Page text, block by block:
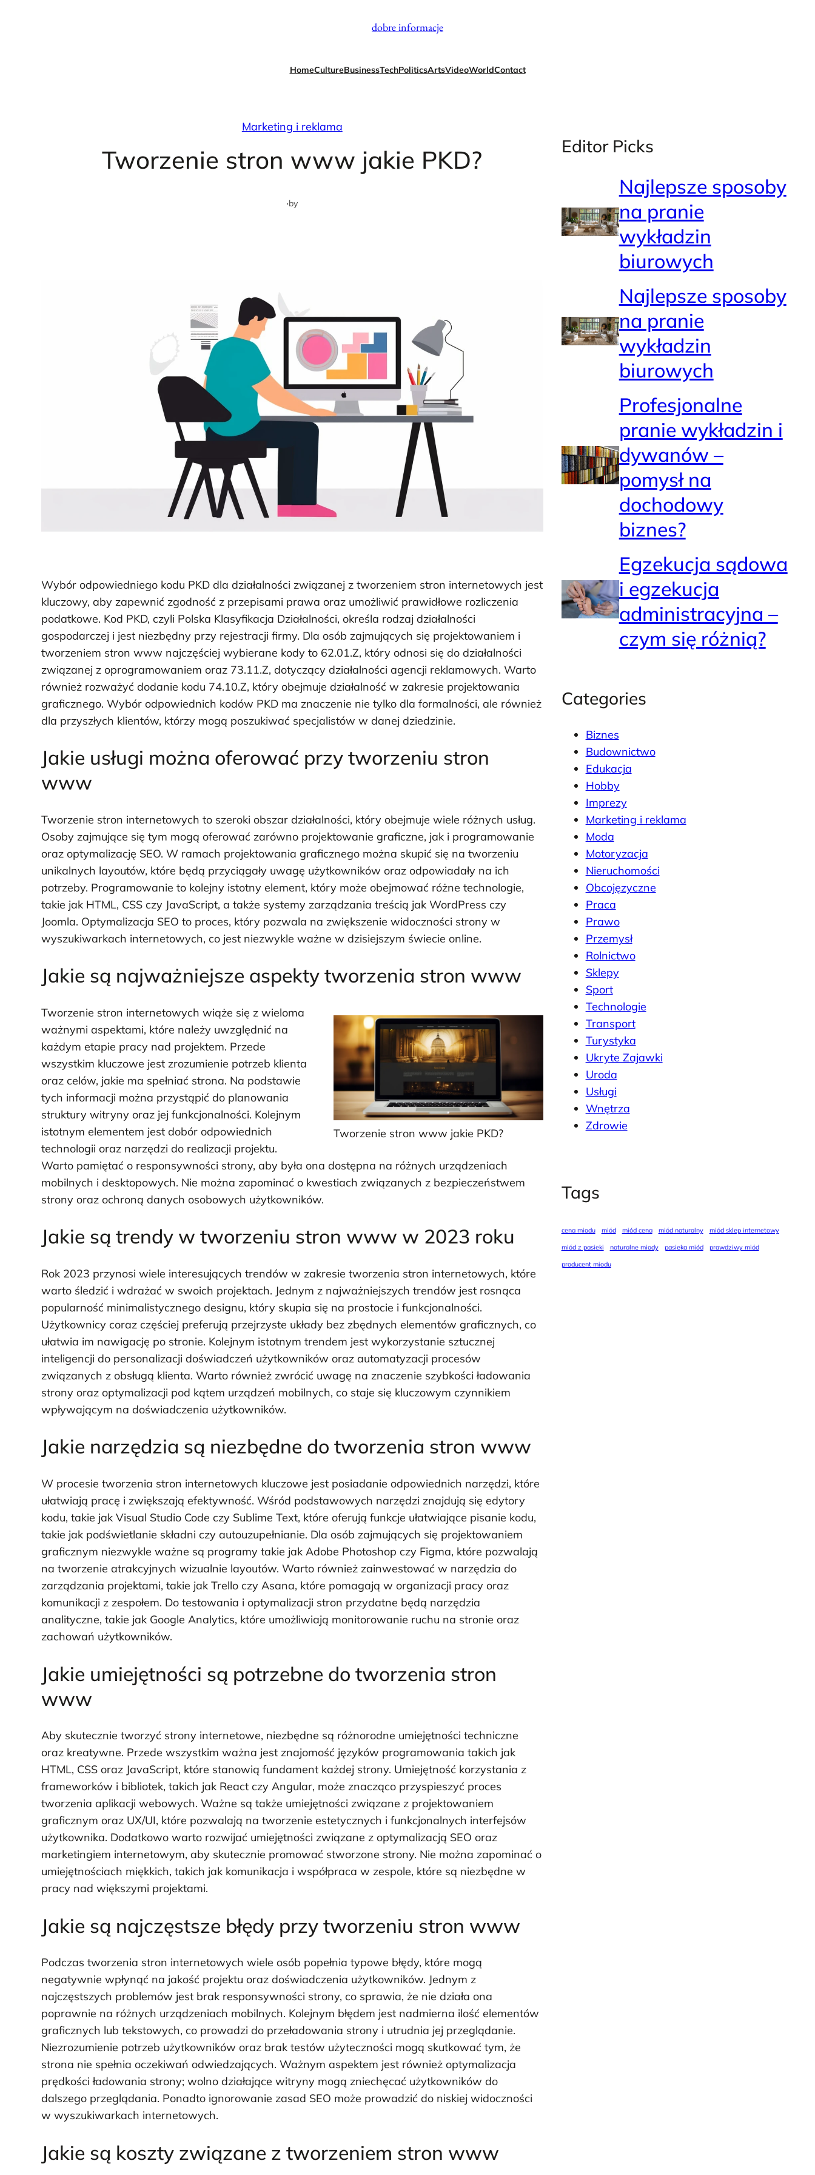
dobre informacje
HomeCultureBusinessTechPoliticsArtsVideoWorldContact
Marketing i reklama
Tworzenie stron www jakie PKD?
·by
Wybór odpowiedniego kodu PKD dla działalności związanej z tworzeniem stron internetowych jest
kluczowy, aby zapewnić zgodność z przepisami prawa oraz umożliwić prawidłowe rozliczenia
podatkowe. Kod PKD, czyli Polska Klasyfikacja Działalności, określa rodzaj działalności
gospodarczej i jest niezbędny przy rejestracji firmy. Dla osób zajmujących się projektowaniem i
tworzeniem stron www najczęściej wybierane kody to 62.01.Z, który odnosi się do działalności
związanej z oprogramowaniem oraz 73.11.Z, dotyczący działalności agencji reklamowych. Warto
również rozważyć dodanie kodu 74.10.Z, który obejmuje działalność w zakresie projektowania
graficznego. Wybór odpowiednich kodów PKD ma znaczenie nie tylko dla formalności, ale również
dla przyszłych klientów, którzy mogą poszukiwać specjalistów w danej dziedzinie.
Jakie usługi można oferować przy tworzeniu stron
www
Tworzenie stron internetowych to szeroki obszar działalności, który obejmuje wiele różnych usług.
Osoby zajmujące się tym mogą oferować zarówno projektowanie graficzne, jak i programowanie
oraz optymalizację SEO. W ramach projektowania graficznego można skupić się na tworzeniu
unikalnych layoutów, które będą przyciągały uwagę użytkowników oraz odpowiadały na ich
potrzeby. Programowanie to kolejny istotny element, który może obejmować różne technologie,
takie jak HTML, CSS czy JavaScript, a także systemy zarządzania treścią jak WordPress czy
Joomla. Optymalizacja SEO to proces, który pozwala na zwiększenie widoczności strony w
wyszukiwarkach internetowych, co jest niezwykle ważne w dzisiejszym świecie online.
Jakie są najważniejsze aspekty tworzenia stron www
Tworzenie stron www jakie PKD?
Tworzenie stron internetowych wiąże się z wieloma
ważnymi aspektami, które należy uwzględnić na
każdym etapie pracy nad projektem. Przede
wszystkim kluczowe jest zrozumienie potrzeb klienta
oraz celów, jakie ma spełniać strona. Na podstawie
tych informacji można przystąpić do planowania
struktury witryny oraz jej funkcjonalności. Kolejnym
istotnym elementem jest dobór odpowiednich
technologii oraz narzędzi do realizacji projektu.
Warto pamiętać o responsywności strony, aby była ona dostępna na różnych urządzeniach
mobilnych i desktopowych. Nie można zapominać o kwestiach związanych z bezpieczeństwem
strony oraz ochroną danych osobowych użytkowników.
Jakie są trendy w tworzeniu stron www w 2023 roku
Rok 2023 przynosi wiele interesujących trendów w zakresie tworzenia stron internetowych, które
warto śledzić i wdrażać w swoich projektach. Jednym z najważniejszych trendów jest rosnąca
popularność minimalistycznego designu, który skupia się na prostocie i funkcjonalności.
Użytkownicy coraz częściej preferują przejrzyste układy bez zbędnych elementów graficznych, co
ułatwia im nawigację po stronie. Kolejnym istotnym trendem jest wykorzystanie sztucznej
inteligencji do personalizacji doświadczeń użytkowników oraz automatyzacji procesów
związanych z obsługą klienta. Warto również zwrócić uwagę na znaczenie szybkości ładowania
strony oraz optymalizacji pod kątem urządzeń mobilnych, co staje się kluczowym czynnikiem
wpływającym na doświadczenia użytkowników.
Jakie narzędzia są niezbędne do tworzenia stron www
W procesie tworzenia stron internetowych kluczowe jest posiadanie odpowiednich narzędzi, które
ułatwiają pracę i zwiększają efektywność. Wśród podstawowych narzędzi znajdują się edytory
kodu, takie jak Visual Studio Code czy Sublime Text, które oferują funkcje ułatwiające pisanie kodu,
takie jak podświetlanie składni czy autouzupełnianie. Dla osób zajmujących się projektowaniem
graficznym niezwykle ważne są programy takie jak Adobe Photoshop czy Figma, które pozwalają
na tworzenie atrakcyjnych wizualnie layoutów. Warto również zainwestować w narzędzia do
zarządzania projektami, takie jak Trello czy Asana, które pomagają w organizacji pracy oraz
komunikacji z zespołem. Do testowania i optymalizacji stron przydatne będą narzędzia
analityczne, takie jak Google Analytics, które umożliwiają monitorowanie ruchu na stronie oraz
zachowań użytkowników.
Jakie umiejętności są potrzebne do tworzenia stron
www
Aby skutecznie tworzyć strony internetowe, niezbędne są różnorodne umiejętności techniczne
oraz kreatywne. Przede wszystkim ważna jest znajomość języków programowania takich jak
HTML, CSS oraz JavaScript, które stanowią fundament każdej strony. Umiejętność korzystania z
frameworków i bibliotek, takich jak React czy Angular, może znacząco przyspieszyć proces
tworzenia aplikacji webowych. Ważne są także umiejętności związane z projektowaniem
graficznym oraz UX/UI, które pozwalają na tworzenie estetycznych i funkcjonalnych interfejsów
użytkownika. Dodatkowo warto rozwijać umiejętności związane z optymalizacją SEO oraz
marketingiem internetowym, aby skutecznie promować stworzone strony. Nie można zapominać o
umiejętnościach miękkich, takich jak komunikacja i współpraca w zespole, które są niezbędne w
pracy nad większymi projektami.
Jakie są najczęstsze błędy przy tworzeniu stron www
Podczas tworzenia stron internetowych wiele osób popełnia typowe błędy, które mogą
negatywnie wpłynąć na jakość projektu oraz doświadczenia użytkowników. Jednym z
najczęstszych problemów jest brak responsywności strony, co sprawia, że nie działa ona
poprawnie na różnych urządzeniach mobilnych. Kolejnym błędem jest nadmierna ilość elementów
graficznych lub tekstowych, co prowadzi do przeładowania strony i utrudnia jej przeglądanie.
Niezrozumienie potrzeb użytkowników oraz brak testów użyteczności mogą skutkować tym, że
strona nie spełnia oczekiwań odwiedzających. Ważnym aspektem jest również optymalizacja
prędkości ładowania strony; wolno działające witryny mogą zniechęcać użytkowników do
dalszego przeglądania. Ponadto ignorowanie zasad SEO może prowadzić do niskiej widoczności
w wyszukiwarkach internetowych.
Jakie są koszty związane z tworzeniem stron www
Editor Picks
Najlepsze sposoby
na pranie
wykładzin
biurowych
Najlepsze sposoby
na pranie
wykładzin
biurowych
Profesjonalne
pranie wykładzin i
dywanów –
pomysł na
dochodowy
biznes?
Egzekucja sądowa
i egzekucja
administracyjna –
czym się różnią?
Categories
Biznes
Budownictwo
Edukacja
Hobby
Imprezy
Marketing i reklama
Moda
Motoryzacja
Nieruchomości
Obcojęzyczne
Praca
Prawo
Przemysł
Rolnictwo
Sklepy
Sport
Technologie
Transport
Turystyka
Ukryte Zajawki
Uroda
Usługi
Wnętrza
Zdrowie
Tags
cena miodu miód miód cena miód naturalny
miód sklep internetowy
miód z pasieki
naturalne miody pasieka miód
prawdziwy miód
producent miodu